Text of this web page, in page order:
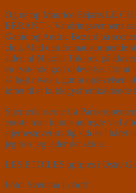
Og netop Maurice Béjarts LE
ERRANT – Vandringsvennens
Ganio og Audric Bezard på
clou. Med den fremadstormende
siden af Nikolai Tokarev på
en rystende god oplevelse. For at
så højt niveau, gør at oplevelsen
løftet til et kuldegysfremkaldende
Stjernedanserne fra
eneste man kunne anfægte ved
stjernestøvet stadig sidder i håret
jeg tror jeg lader det sidde.
LES ETOILES opføres i Østre
Foto: Svetlana Loboff